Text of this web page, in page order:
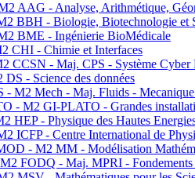
AAG - Analyse, Arithmétique,
BBH - Biologie, Biotechnologie et
BME - Ingénierie BioMédicale
CHI - Chimie et Interfaces
CCSN - Maj. CPS - Système Cyber
- Science des données
M2 Mech - Maj. Fluids - Mecanique
- M2 GI-PLATO - Grandes
HEP - Physique des Hautes
ICFP - Centre International de
- M2 MM - Modélisation
FODQ - Maj. MPRI - Fondements